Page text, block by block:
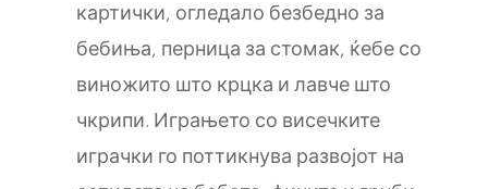
картички, огледало безбедно за
бебиња, перница за стомак, ќебе со
виножито што крцка и лавче што
чкрипи. Играњето со висечките
играчки го поттикнува развојот на